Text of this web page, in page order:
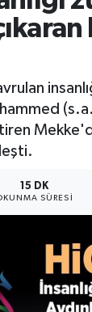
15 DK
SÜRESI
Müftülüğü
ve